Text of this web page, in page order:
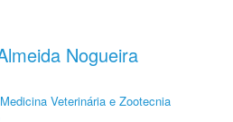
Nogueira
Veterinária e Zootecnia